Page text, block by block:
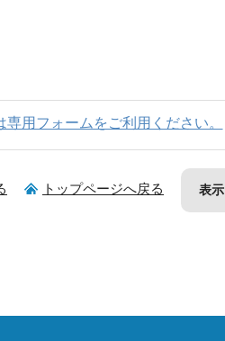
用フォームをご利用ください。
トップページへ戻る 表示